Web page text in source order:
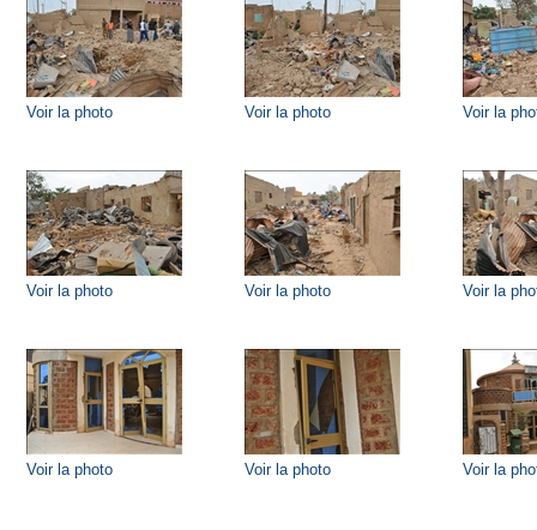
Voir la photo Voir la photo Voir la
Voir la photo Voir la photo Voir la
Voir la photo Voir la photo Voir la